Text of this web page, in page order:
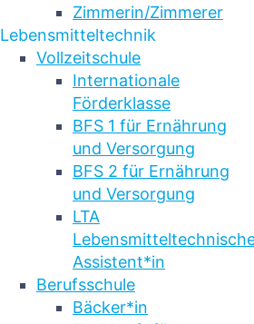
Zimmerin/Zimmerer
Lebensmitteltechnik
Vollzeitschule
Internationale
Förderklasse
BFS 1 für Ernährung
und Versorgung
BFS 2 für Ernährung
und Versorgung
LTA
Assistent*in
Berufsschule
Bäcker*in